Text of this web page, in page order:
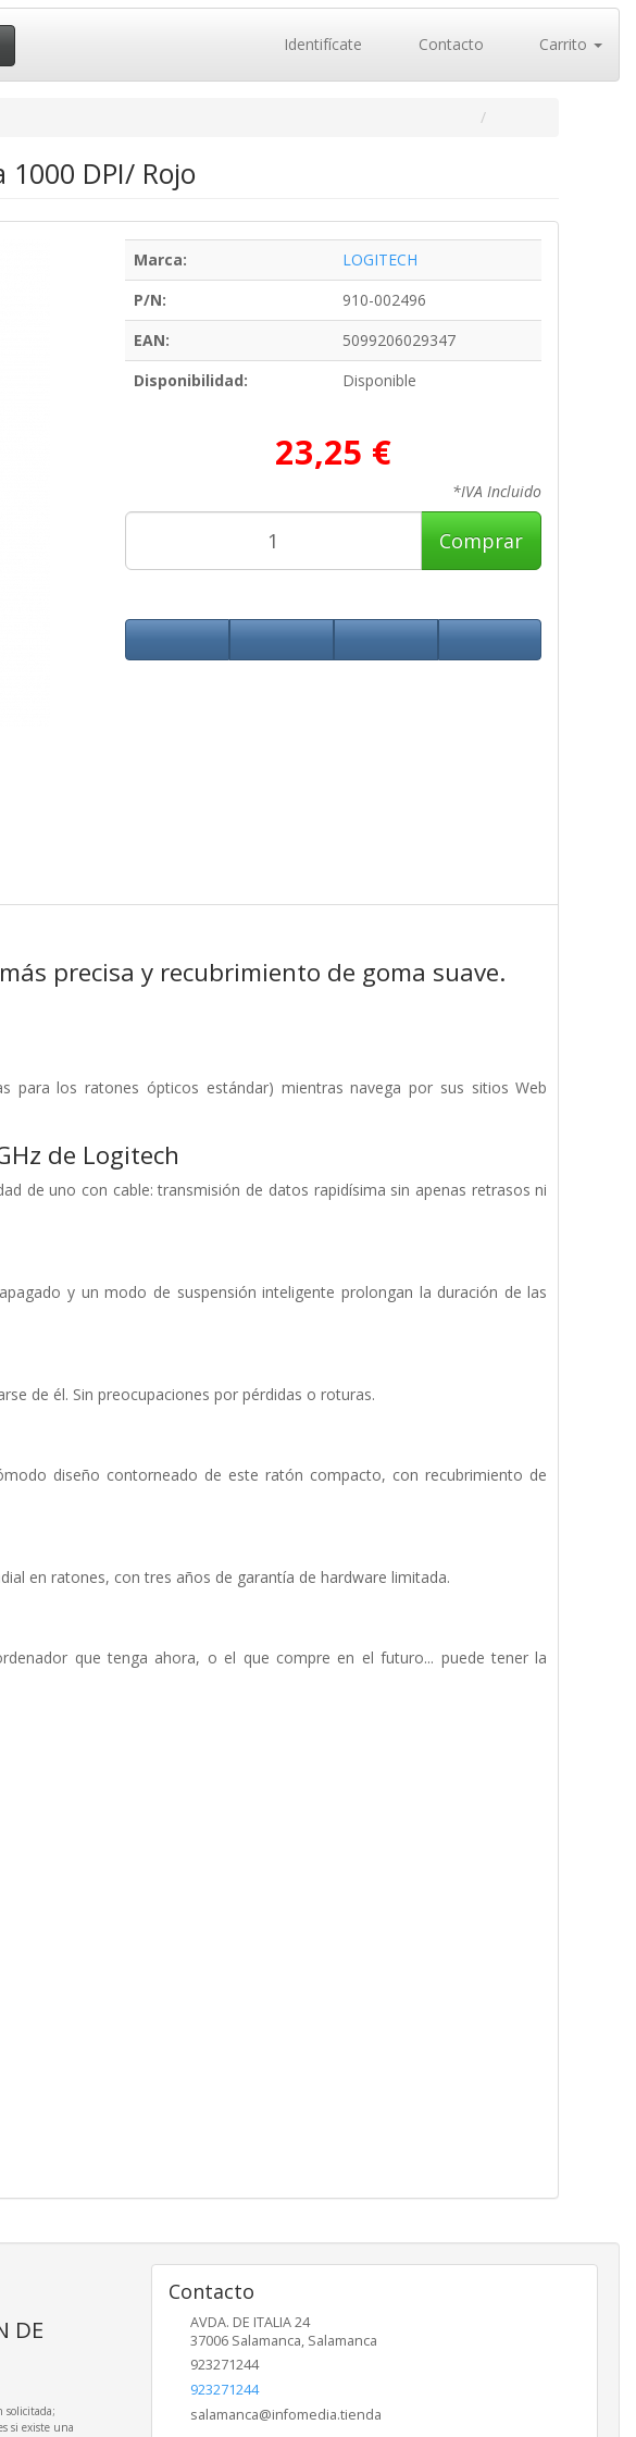
Identifícate Contacto Carrito
DPI/ Rojo
Marca:
LOGITECH
P/N:
910-002496
EAN:
5099206029347
Disponibilidad:
Disponible
23,25 €
*IVA Incluido
Comprar
precisa y recubrimiento de goma suave.
para los ratones ópticos estándar) mientras navega por sus sitios Web
de Logitech
de uno con cable: transmisión de datos rapidísima sin apenas retrasos ni
y un modo de suspensión inteligente prolongan la duración de las
de él. Sin preocupaciones por pérdidas o roturas.
diseño contorneado de este ratón compacto, con recubrimiento de
en ratones, con tres años de garantía de hardware limitada.
que tenga ahora, o el que compre en el futuro... puede tener la
DE
solicitada;
si existe una
Contacto
AVDA. DE ITALIA 24
37006 Salamanca, Salamanca
923271244
923271244
salamanca@infomedia.tienda